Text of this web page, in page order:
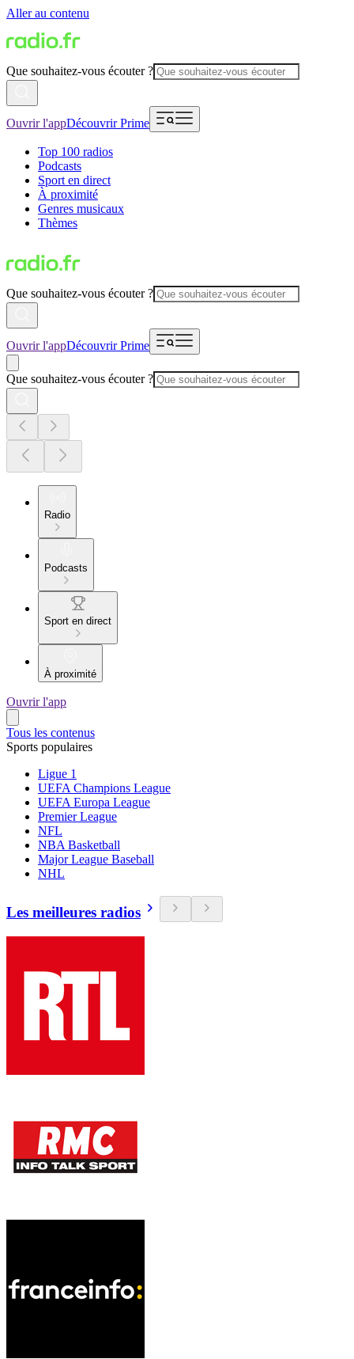
Aller au contenu
Que souhaitez-vous écouter ?
Ouvrir l'appDécouvrir Prime
Top 100 radios
Podcasts
Sport en direct
À proximité
Genres musicaux
Thèmes
Que souhaitez-vous écouter ?
Ouvrir l'appDécouvrir Prime
Que souhaitez-vous écouter ?
Radio
Podcasts
Sport en direct
À proximité
Ouvrir l'app
Tous les contenus
Sports populaires
Ligue 1
UEFA Champions League
UEFA Europa League
Premier League
NFL
NBA Basketball
Major League Baseball
NHL
Les meilleures radios